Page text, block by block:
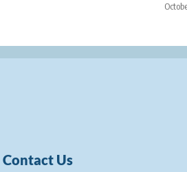
Contact Us